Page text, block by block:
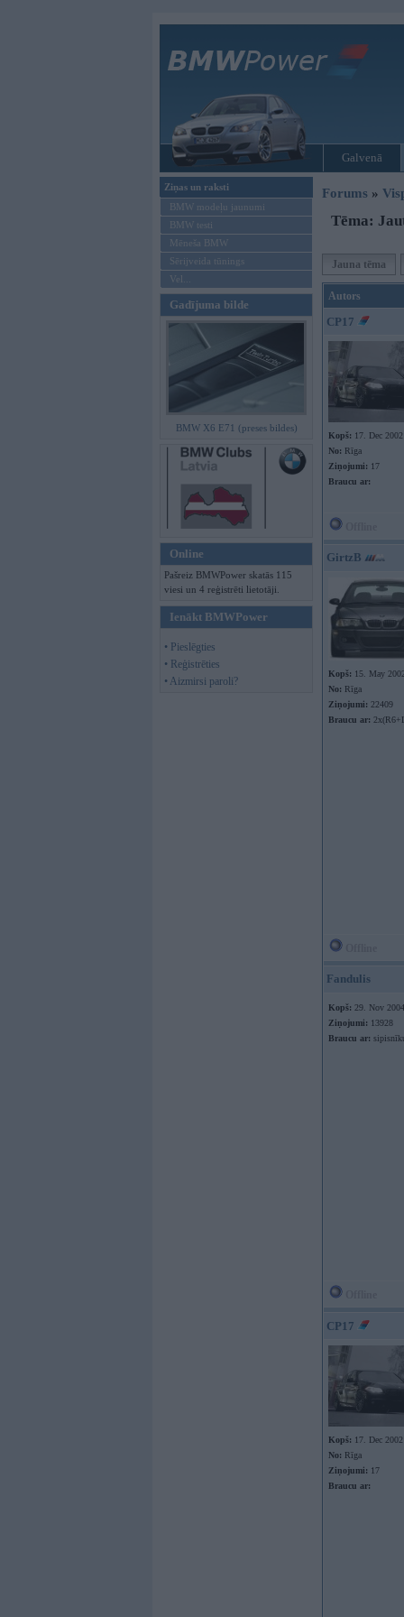
Galvenā
Ziņas un raksti
BMW modeļu jaunumi
BMW testi
Mēneša BMW
Sērijveida tūnings
Vel...
Gadījuma bilde
BMW X6 E71 (preses bildes)
Online
Pašreiz BMWPower skatās 115
viesi un 4 reģistrēti lietotāji.
Ienākt BMWPower
• Pieslēgties
• Reģistrēties
• Aizmirsi paroli?
Forums »
Tēma:
Jauna tēma
Autors
CP17
Kopš: 17. Dec 2002
No: Rīga
Ziņojumi: 17
Braucu ar:
GirtzB
Kopš: 15. May 2002
No: Rīga
Ziņojumi: 22409
Braucu ar:
Fandulis
Kopš: 29. Nov 2004
Ziņojumi: 13928
Braucu ar:
CP17
Kopš: 17. Dec 2002
No: Rīga
Ziņojumi: 17
Braucu ar: